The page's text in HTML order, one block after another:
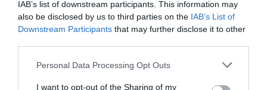
IAB’s list of downstream participants. This information may
also be disclosed by us to third parties on the IAB’s List of
Downstream Participants that may further disclose it to other
Please note that this website/app uses one or more Google
not limited to your visit or usage behaviour. You may click to
Personal Data Processing Opt Outs
I want to opt-out of the Sharing of my
kiskereskedelm forgalom bővülés növekedés
statisztika